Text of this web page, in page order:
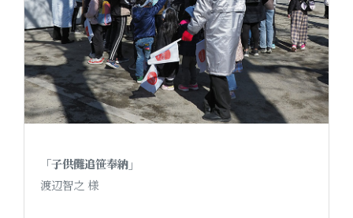
「子供儺追笹奉納」
渡辺智之 様